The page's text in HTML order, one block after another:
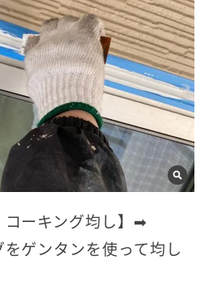
コーキング均し】➡
ゲンタンを使って均し